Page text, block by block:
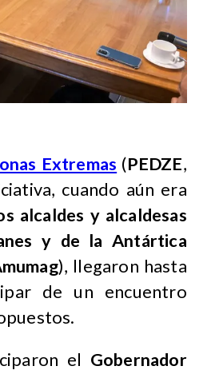
Extremas (PEDZE,
cuando aún era
alcaldes y alcaldesas
y de la Antártica
), llegaron hasta
de un encuentro
el Gobernador